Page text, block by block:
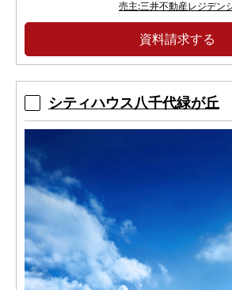
大規模商業施設を日常使い「
森」駅徒歩圏
緑と空に包まれた地上７階建
売主:三井不動産レジデン
資料請求する
シティハウス八千代緑が丘